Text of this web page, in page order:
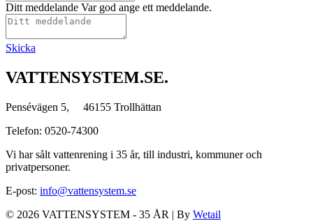
Ditt meddelande Var god ange ett meddelande.
Skicka
VATTENSYSTEM.SE.
Pensévägen 5, 46155 Trollhättan
Telefon: 0520-74300
Vi har sålt vattenrening i 35 år, till industri, kommuner och
privatpersoner.
E-post: info@vattensystem.se
© 2026 VATTENSYSTEM - 35 ÅR | By Wetail